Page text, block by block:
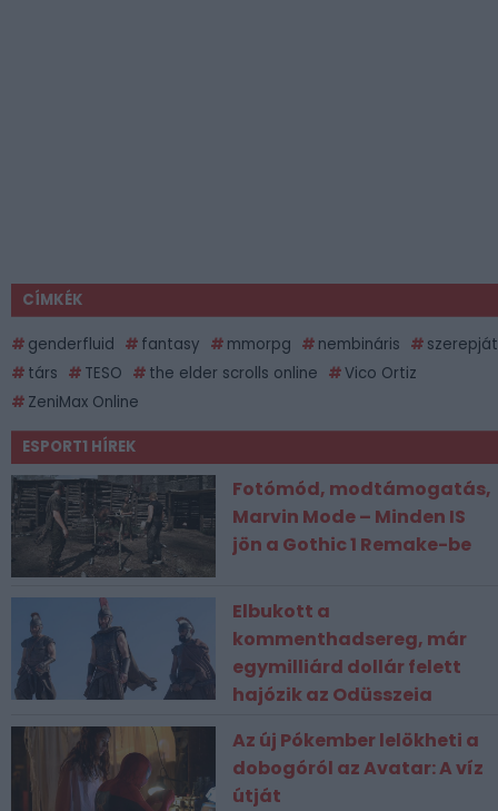
CÍMKÉK
genderfluid fantasy mmorpg nembináris
társ
TESO the elder scrolls online
Vico Ortiz
ZeniMax Online
ESPORT1 HÍREK
Fotómód, modtámogatás,
Marvin Mode – Minden IS
jön a Gothic 1 Remake-be
Elbukott a
kommenthadsereg, már
egymilliárd dollár felett
hajózik az Odüsszeia
Az új Pókember lelökheti a
dobogóról az Avatar: A víz
útját